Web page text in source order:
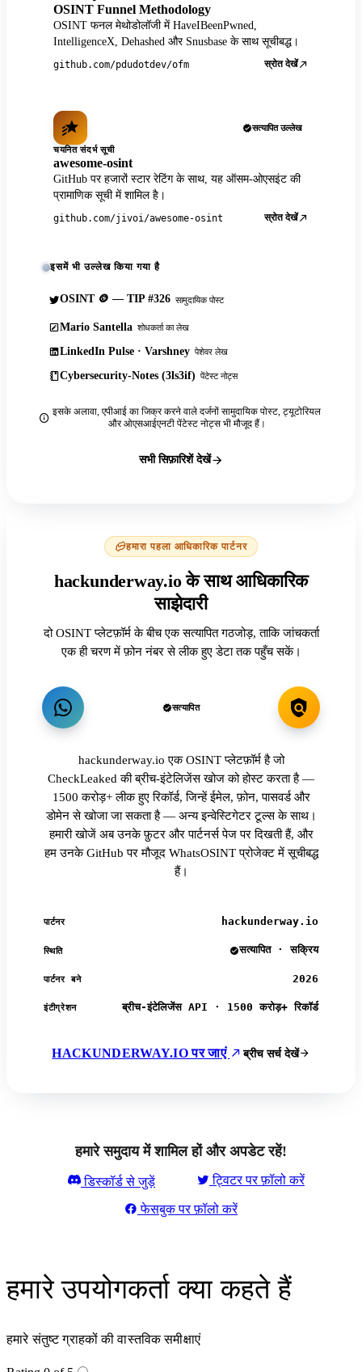
OSINT Funnel Methodology
OSINT फनल मेथोडोलॉजी में HaveIBeenPwned,
IntelligenceX, Dehashed और Snusbase के साथ सूचीबद्ध।
github.com/pdudotdev/ofm स्रोत देखें
सत्यापित उल्लेख
चयनित संदर्भ सूची
awesome-osint
GitHub पर हजारों स्टार रेटिंग के साथ, यह ऑसम-ओएसइंट की
प्रामाणिक सूची में शामिल है।
github.com/jivoi/awesome-osint स्रोत देखें
इसमें भी उल्लेख किया गया है
OSINT 🪙 — TIP #326 सामुदायिक पोस्ट
Mario Santella शोधकर्ता का लेख
LinkedIn Pulse · Varshney पेशेवर लेख
Cybersecurity-Notes (3ls3if) पेंटेस्ट नोट्स
इसके अलावा, एपीआई का जिक्र करने वाले दर्जनों सामुदायिक पोस्ट, ट्यूटोरियल
और ओएसआईएनटी पेंटेस्ट नोट्स भी मौजूद हैं।
सभी सिफ़ारिशें देखें
हमारा पहला आधिकारिक पार्टनर
hackunderway.io के साथ आधिकारिक
साझेदारी
दो OSINT प्लेटफ़ॉर्म के बीच एक सत्यापित गठजोड़, ताकि जांचकर्ता
एक ही चरण में फ़ोन नंबर से लीक हुए डेटा तक पहुँच सकें।
सत्यापित
hackunderway.io एक OSINT प्लेटफ़ॉर्म है जो
CheckLeaked की ब्रीच-इंटेलिजेंस खोज को होस्ट करता है —
1500 करोड़+ लीक हुए रिकॉर्ड, जिन्हें ईमेल, फ़ोन, पासवर्ड और
डोमेन से खोजा जा सकता है — अन्य इन्वेस्टिगेटर टूल्स के साथ।
हमारी खोजें अब उनके फ़ुटर और पार्टनर्स पेज पर दिखती हैं, और
हम उनके GitHub पर मौजूद WhatsOSINT प्रोजेक्ट में सूचीबद्ध
हैं।
पार्टनर hackunderway.io
स्थिति सत्यापित · सक्रिय
पार्टनर बने 2026
इंटीग्रेशन ब्रीच-इंटेलिजेंस API · 1500 करोड़+ रिकॉर्ड
HACKUNDERWAY.IO पर जाएं ब्रीच सर्च देखें
हमारे समुदाय में शामिल हों और अपडेट रहें!
डिस्कॉर्ड से जुड़ें ट्विटर पर फ़ॉलो करें
फेसबुक पर फ़ॉलो करें
हमारे उपयोगकर्ता क्या कहते हैं
हमारे संतुष्ट ग्राहकों की वास्तविक समीक्षाएं